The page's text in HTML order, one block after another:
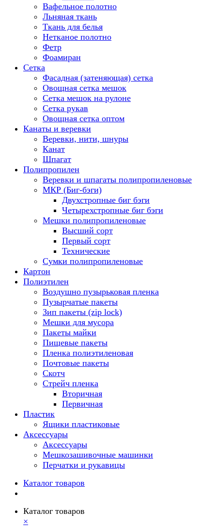
Вафельное полотно
Льняная ткань
Ткань для белья
Нетканое полотно
Фетр
Фоамиран
Сетка
Фасадная (затеняющая) сетка
Овощная сетка мешок
Сетка мешок на рулоне
Сетка рукав
Овощная сетка оптом
Канаты и веревки
Веревки, нити, шнуры
Канат
Шпагат
Полипропилен
Веревки и шпагаты полипропиленовые
МКР (Биг-бэги)
Двухстропные биг бэги
Четырехстропные биг бэги
Мешки полипропиленовые
Высший сорт
Первый сорт
Технические
Сумки полипропиленовые
Картон
Полиэтилен
Воздушно пузырьковая пленка
Пузырчатые пакеты
Зип пакеты (zip lock)
Мешки для мусора
Пакеты майки
Пищевые пакеты
Пленка полиэтиленовая
Почтовые пакеты
Скотч
Стрейч пленка
Вторичная
Первичная
Пластик
Ящики пластиковые
Аксессуары
Аксессуары
Мешкозашивочные машинки
Перчатки и рукавицы
Каталог товаров
Каталог товаров
×